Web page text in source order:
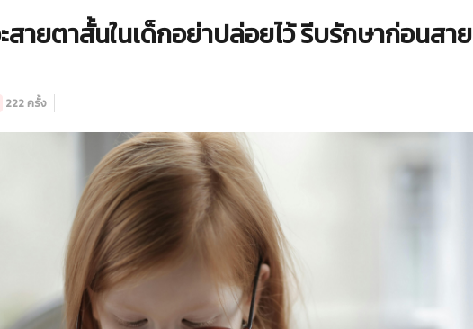
สายตาสั้นในเด็กอย่าปล่อยไว้ รีบรักษาก่อนสาย
222 ครั้ง